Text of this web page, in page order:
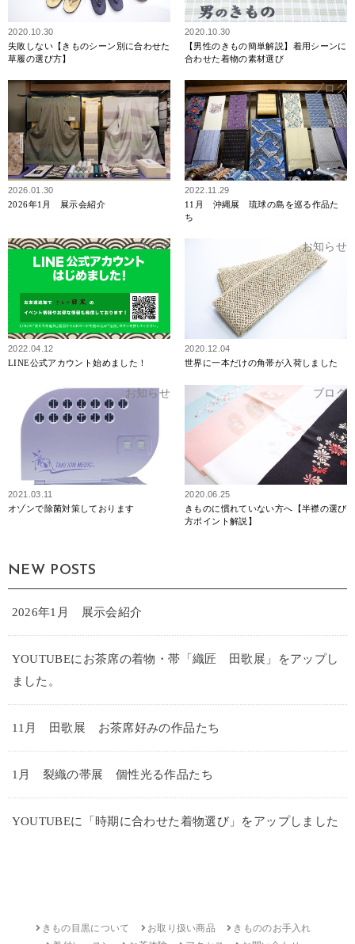
2020.10.30
失敗しない【きものシーン別に合わせた
草履の選び方】
2020.10.30
【男性のきもの簡単解説】着用シーンに
合わせた着物の素材選び
ブログ
2026.01.30
2026年1月 展示会紹介
ブログ
2022.11.29
11月 沖縄展 琉球の島を巡る作品た
ち
ブログ
2022.04.12
LINE公式アカウント始めました！
お知らせ
2020.12.04
世界に一本だけの角帯が入荷しました
お知らせ
2021.03.11
オゾンで除菌対策しております
ブログ
2020.06.25
きものに慣れていない方へ【半襟の選び
方ポイント解説】
NEW POSTS
2026年1月 展示会紹介
YOUTUBEにお茶席の着物・帯「織匠 田歌展」をアップし
ました。
11月 田歌展 お茶席好みの作品たち
1月 裂織の帯展 個性光る作品たち
YOUTUBEに「時期に合わせた着物選び」をアップしました
きもの目黒について お取り扱い商品
きもののお手入れ